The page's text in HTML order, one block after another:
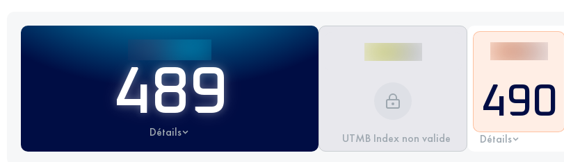
489
Détails UTMB Index non valide
490
Détails